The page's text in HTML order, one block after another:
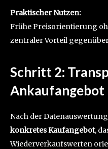
Praktischer Nutzen:
Frühe Preisorientierung
zentraler Vorteil
Schritt 2:
Ankaufangebot
Nach der
konkretes Kaufangebot,
Wiederverkaufswerten